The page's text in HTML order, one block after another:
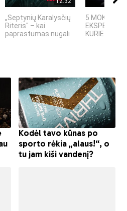
„Septynių Karalysčių
Riteris" – kai
paprastumas nugali
5 MOKSLINIAI
KURIE